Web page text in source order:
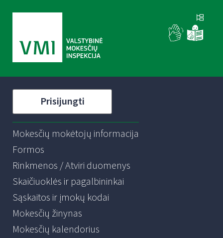
Prisijungti
Mokesčių mokėtojų informacija
Formos
Rinkmenos / Atviri duomenys
Skaičiuoklės ir pagalbininkai
Sąskaitos ir įmokų kodai
Mokesčių žinynas
Mokesčių kalendorius